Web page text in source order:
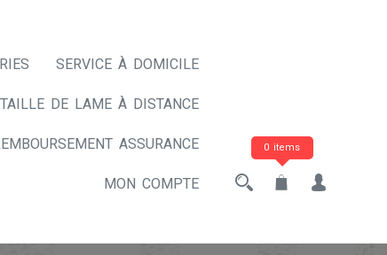
SERVICE À DOMICILE
TAILLE DE LAME À DISTANCE
ASSURANCE
MON COMPTE
0 items